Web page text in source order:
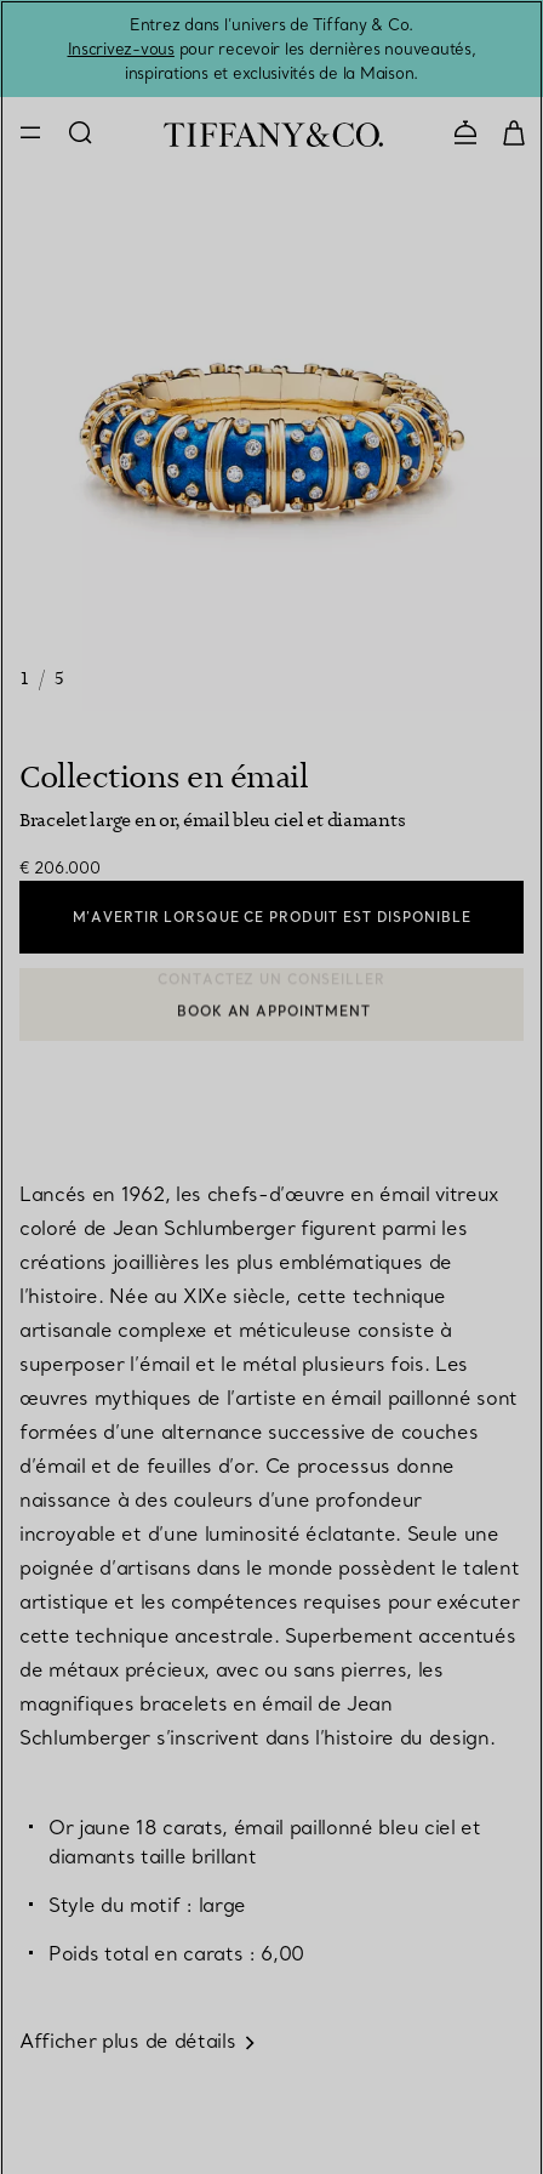
Entrez dans l’univers de Tiffany & Co.
Inscrivez-vouspour recevoir les dernières nouveautés,
inspirations et exclusivités de la Maison.
1 / 5
Collections en émail
Bracelet large en or, émail bleu ciel et diamants
€ 206.000
M’AVERTIR LORSQUE CE PRODUIT EST DISPONIBLE
CONTACTER UN CONSEILLER CLIENT OU PRENDRE RENDEZ-
BOOK AN APPOINTMENT
Lancés en 1962, les chefs-d’œuvre en émail vitreux
coloré de Jean Schlumberger figurent parmi les
créations joaillières les plus emblématiques de
l’histoire. Née au XIXe siècle, cette technique
artisanale complexe et méticuleuse consiste à
superposer l’émail et le métal plusieurs fois. Les
œuvres mythiques de l’artiste en émail paillonné sont
formées d’une alternance successive de couches
d’émail et de feuilles d’or. Ce processus donne
naissance à des couleurs d’une profondeur
incroyable et d’une luminosité éclatante. Seule une
poignée d’artisans dans le monde possèdent le talent
artistique et les compétences requises pour exécuter
cette technique ancestrale. Superbement accentués
de métaux précieux, avec ou sans pierres, les
magnifiques bracelets en émail de Jean
Schlumberger s’inscrivent dans l’histoire du design.
Or jaune 18 carats, émail paillonné bleu ciel et
diamants taille brillant
Style du motif : large
Poids total en carats : 6,00
Afficher plus de détails